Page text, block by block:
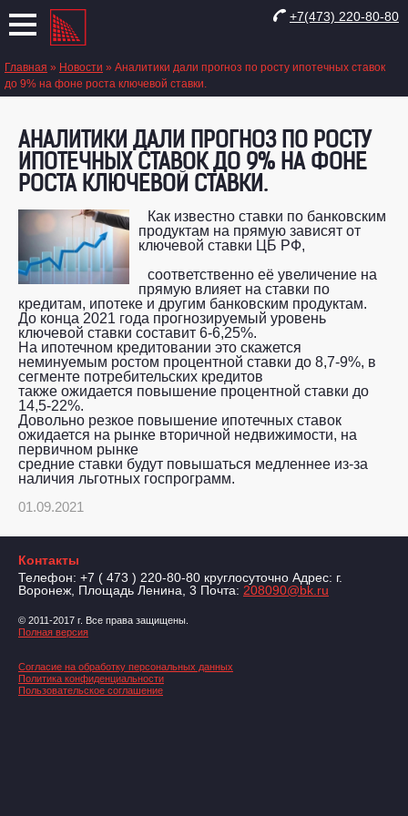
+7(473) 220-80-80
Главная » Новости » Аналитики дали прогноз по росту ипотечных ставок
до 9% на фоне роста ключевой ставки.
АНАЛИТИКИ ДАЛИ ПРОГНОЗ ПО РОСТУ
ИПОТЕЧНЫХ СТАВОК ДО 9% НА ФОНЕ
РОСТА КЛЮЧЕВОЙ СТАВКИ.
Как известно ставки по банковским
продуктам на прямую зависят от
ключевой ставки ЦБ РФ,
соответственно её увеличение на
прямую влияет на ставки по
кредитам, ипотеке и другим банковским продуктам.
До конца 2021 года прогнозируемый уровень
ключевой ставки составит 6-6,25%.
На ипотечном кредитовании это скажется
неминуемым ростом процентной ставки до 8,7-9%, в
сегменте потребительских кредитов
также ожидается повышение процентной ставки до
14,5-22%.
Довольно резкое повышение ипотечных ставок
ожидается на рынке вторичной недвижимости, на
первичном рынке
средние ставки будут повышаться медленнее из-за
наличия льготных госпрограмм.
01.09.2021
Контакты
Телефон: +7 ( 473 ) 220-80-80 круглосуточно Адрес: г.
Воронеж, Площадь Ленина, 3 Почта: 208090@bk.ru
© 2011-2017 г. Все права защищены.
Полная версия
Согласие на обработку персональных данных
Политика конфиденциальности
Пользовательское соглашение